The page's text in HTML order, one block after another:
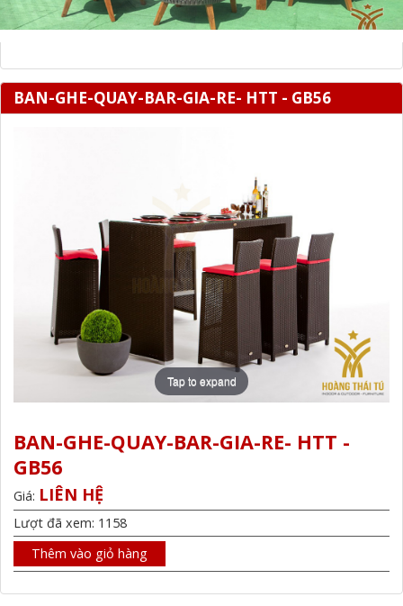
BAN-GHE-QUAY-BAR-GIA-RE- HTT - GB56
Tap to expand
BAN-GHE-QUAY-BAR-GIA-RE- HTT -
GB56
Giá: LIÊN HỆ
Lượt đã xem: 1158
Thêm vào giỏ hàng